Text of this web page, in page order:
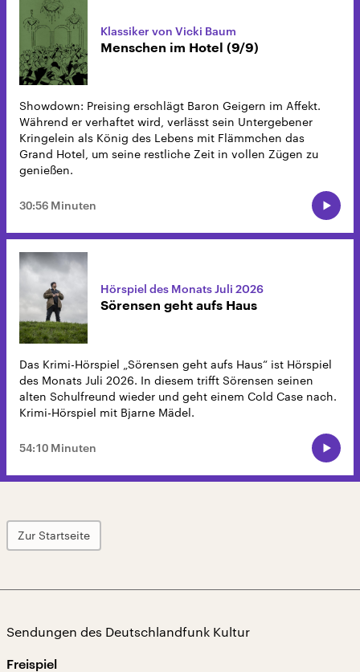
Klassiker von Vicki Baum
Menschen im Hotel (9/9)
Showdown: Preising erschlägt Baron Geigern im Affekt.
Während er verhaftet wird, verlässt sein Untergebener
Kringelein als König des Lebens mit Flämmchen das
Grand Hotel, um seine restliche Zeit in vollen Zügen zu
genießen.
30:56 Minuten
Hörspiel des Monats Juli 2026
Sörensen geht aufs Haus
Das Krimi-Hörspiel „Sörensen geht aufs Haus“ ist Hörspiel
des Monats Juli 2026. In diesem trifft Sörensen seinen
alten Schulfreund wieder und geht einem Cold Case nach.
Krimi-Hörspiel mit Bjarne Mädel.
54:10 Minuten
Zur Startseite
Sendungen des Deutschlandfunk Kultur
Freispiel